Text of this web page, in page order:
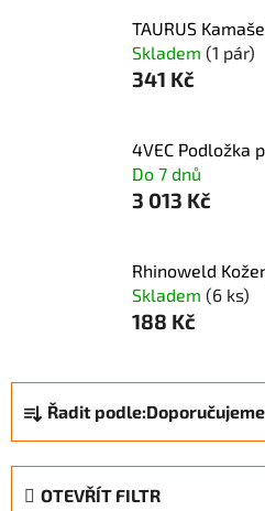
TAURUS
Skladem (1 pár)
341 Kč
4VEC Podložka
Do 7 dnů
3 013 Kč
Rhinoweld
Skladem (6 ks)
188 Kč
Ř
a
z
Řadit podle:Doporučujeme
OTEVŘÍT FILTR